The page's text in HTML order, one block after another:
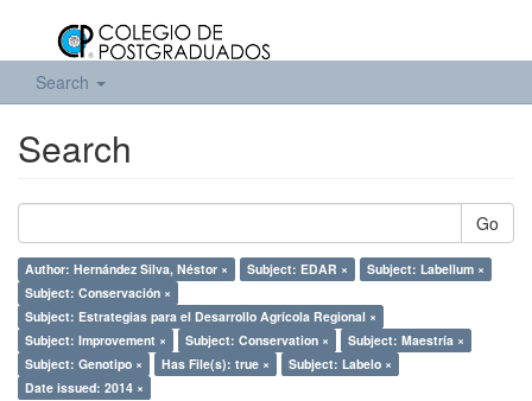
Search
Search
Go
Author: Hernández Silva, Néstor × Subject: EDAR ×
Subject: Labellum ×
Subject: Conservación ×
Subject: Estrategias para el Desarrollo Agrícola Regional ×
Subject: Improvement ×
Subject: Conservation ×
Subject: Maestría ×
Subject: Genotipo ×
Has File(s): true ×
Subject: Labelo ×
Date issued: 2014 ×